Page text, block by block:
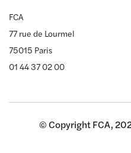
FCA
77 rue de Lourmel
75015 Paris
01 44 37 02 00
© Copyright FCA,